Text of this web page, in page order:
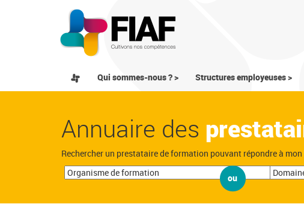
Qui sommes-nous ? > Structures employeuses >
Annuaire des
Rechercher un prestataire de formation pouvant répondre à mon
ou